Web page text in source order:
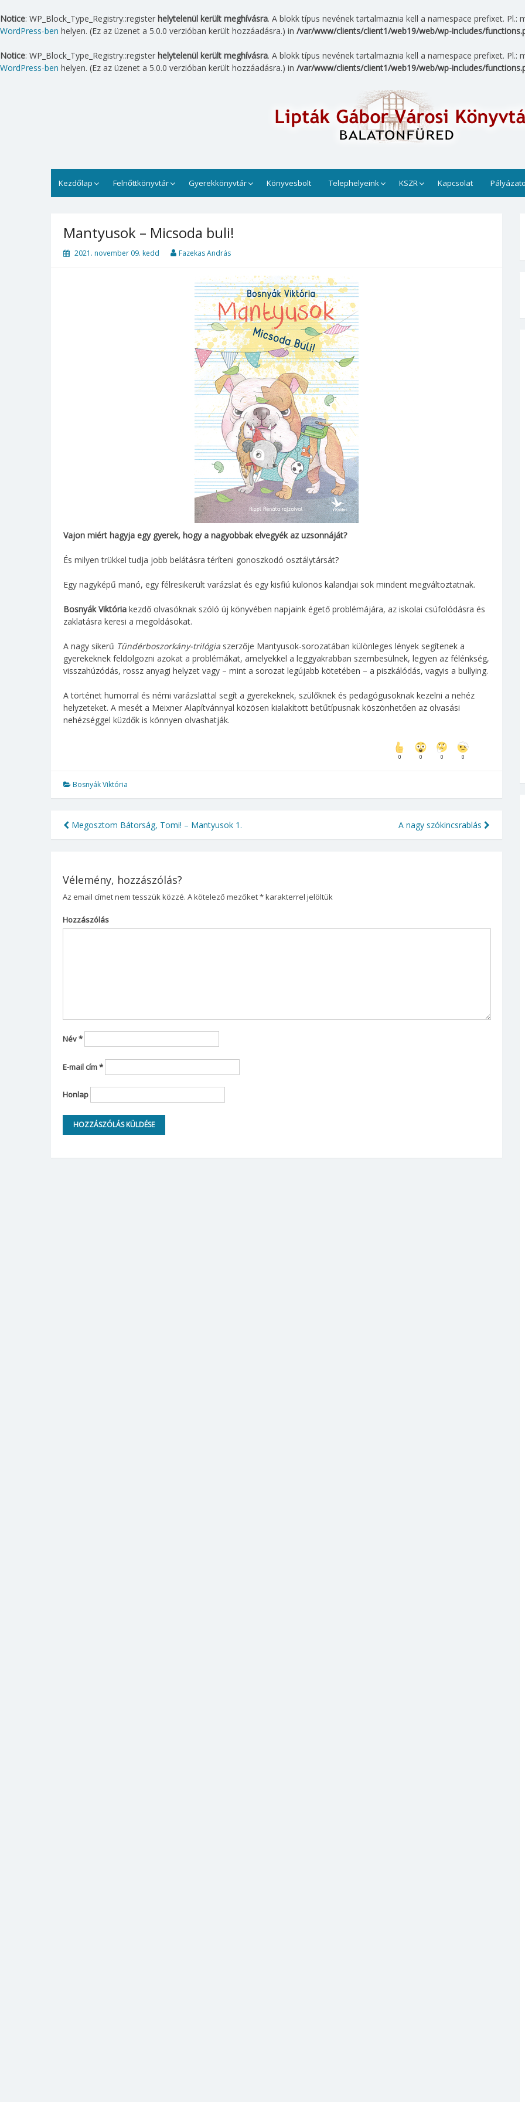
Notice: WP_Block_Type_Registry::register helytelenül került meghívásra. A blokk típus nevének tartalmaznia kell a namespace prefixet.
WordPress-ben helyen. (Ez az üzenet a 5.0.0 verzióban került hozzáadásra.) in /var/www/clients/client1/web19/web/wp-includes/
Notice: WP_Block_Type_Registry::register helytelenül került meghívásra. A blokk típus nevének tartalmaznia kell a namespace prefixet.
WordPress-ben helyen. (Ez az üzenet a 5.0.0 verzióban került hozzáadásra.) in /var/www/clients/client1/web19/web/wp-includes/
Kezdőlap Felnőttkönyvtár Gyerekkönyvtár Könyvesbolt Telephelyeink KSZR Kapcsolat
Mantyusok – Micsoda buli!
2021. november 09. kedd Fazekas András
Vajon miért hagyja egy gyerek, hogy a nagyobbak elvegyék az uzsonnáját?
És milyen trükkel tudja jobb belátásra téríteni gonoszkodó osztálytársát?
Egy nagyképű manó, egy félresikerült varázslat és egy kisfiú különös kalandjai sok mindent megváltoztatnak.
Bosnyák Viktória kezdő olvasóknak szóló új könyvében napjaink égető problémájára, az iskolai csúfolódásra és
zaklatásra keresi a megoldásokat.
A nagy sikerű Tündérboszorkány-trilógia szerzője Mantyusok-sorozatában különleges lények segítenek a
gyerekeknek feldolgozni azokat a problémákat, amelyekkel a leggyakrabban szembesülnek, legyen az félénkség,
visszahúzódás, rossz anyagi helyzet vagy – mint a sorozat legújabb kötetében – a piszkálódás, vagyis a bullying.
A történet humorral és némi varázslattal segít a gyerekeknek, szülőknek és pedagógusoknak kezelni a nehéz
helyzeteket. A mesét a Meixner Alapítvánnyal közösen kialakított betűtípusnak köszönhetően az olvasási
nehézséggel küzdők is könnyen olvashatják.
0 0 0 0
Bosnyák Viktória
Bejegyzés
Megosztom Bátorság, Tomi! – Mantyusok 1. A nagy szókincsrablás
Vélemény, hozzászólás?
Az email címet nem tesszük közzé. A kötelező mezőket*karakterrel jelöltük
Hozzászólás
Név*
E-mail cím*
Honlap
Babageometria kiállítás
55. Füred-köszöntó vers- és